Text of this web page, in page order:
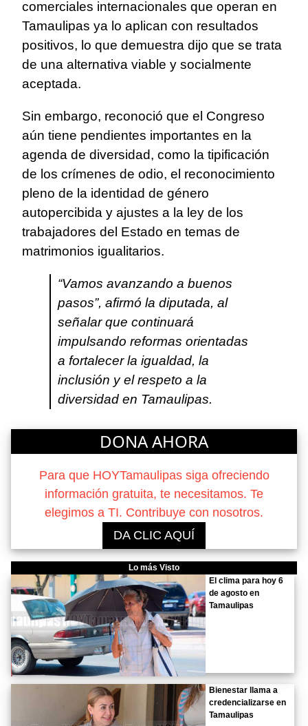
comerciales internacionales que operan en
Tamaulipas ya lo aplican con resultados
positivos, lo que demuestra dijo que se trata
de una alternativa viable y socialmente
aceptada.
Sin embargo, reconoció que el Congreso
aún tiene pendientes importantes en la
agenda de diversidad, como la tipificación
de los crímenes de odio, el reconocimiento
pleno de la identidad de género
autopercibida y ajustes a la ley de los
trabajadores del Estado en temas de
matrimonios igualitarios.
“Vamos avanzando a buenos
pasos”, afirmó la diputada, al
señalar que continuará
impulsando reformas orientadas
a fortalecer la igualdad, la
inclusión y el respeto a la
diversidad en Tamaulipas.
DONA AHORA
Para que HOYTamaulipas siga ofreciendo
información gratuita, te necesitamos. Te
elegimos a TI. Contribuye con nosotros.
DA CLIC AQUÍ
Lo más Visto
El clima para hoy 6
de agosto en
Tamaulipas
Bienestar llama a
credencializarse en
Tamaulipas